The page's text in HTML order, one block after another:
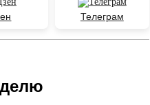
Телеграм